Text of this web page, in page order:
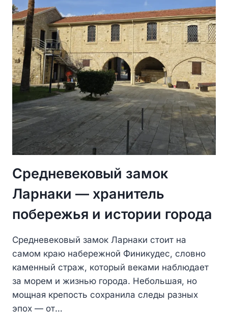
СВЯТЫНЯ
И
МЕСТО
СИЛЫ
Средневековый замок
Ларнаки — хранитель
побережья и истории города
Средневековый замок Ларнаки стоит на
самом краю набережной Финикудес, словно
каменный страж, который веками наблюдает
за морем и жизнью города. Небольшая, но
мощная крепость сохранила следы разных
эпох — от…